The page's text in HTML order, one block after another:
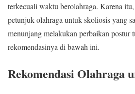
terkecuali waktu berolahraga. Karena
petunjuk olahraga untuk skoliosis yang
menunjang melakukan perbaikan postur
rekomendasinya di bawah ini.
Rekomendasi Olahraga